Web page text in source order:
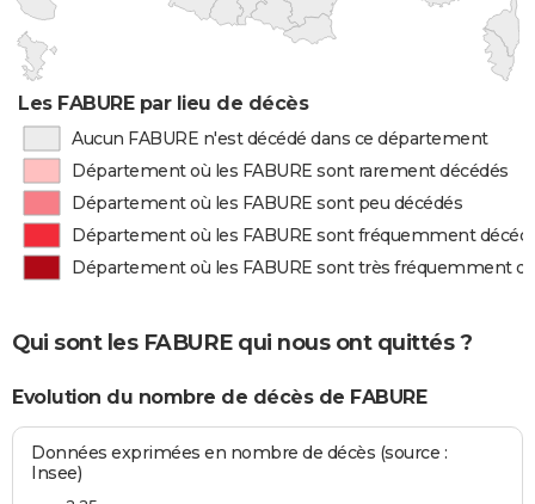
Les FABURE par lieu de décès
Aucun FABURE n'est décédé dans ce département
Département où les FABURE sont rarement décédés
Département où les FABURE sont peu décédés
Département où les FABURE sont fréquemment
Département où les FABURE sont très fréquemment
Qui sont les FABURE qui nous ont quittés ?
Evolution du nombre de décès de FABURE
Données exprimées en nombre de décès (source :
Insee)